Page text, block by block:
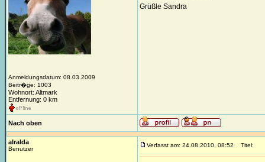
Anmeldungsdatum: 08.03.2009
Beitr�ge: 1003
Wohnort: Altmark
Entfernung: 0 km
Grüßle Sandra
Nach oben
alralda
Benutzer
Verfasst am: 24.08.2010, 08:52 Titel: